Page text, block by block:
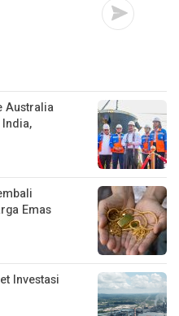
Australia
Emas
Investasi